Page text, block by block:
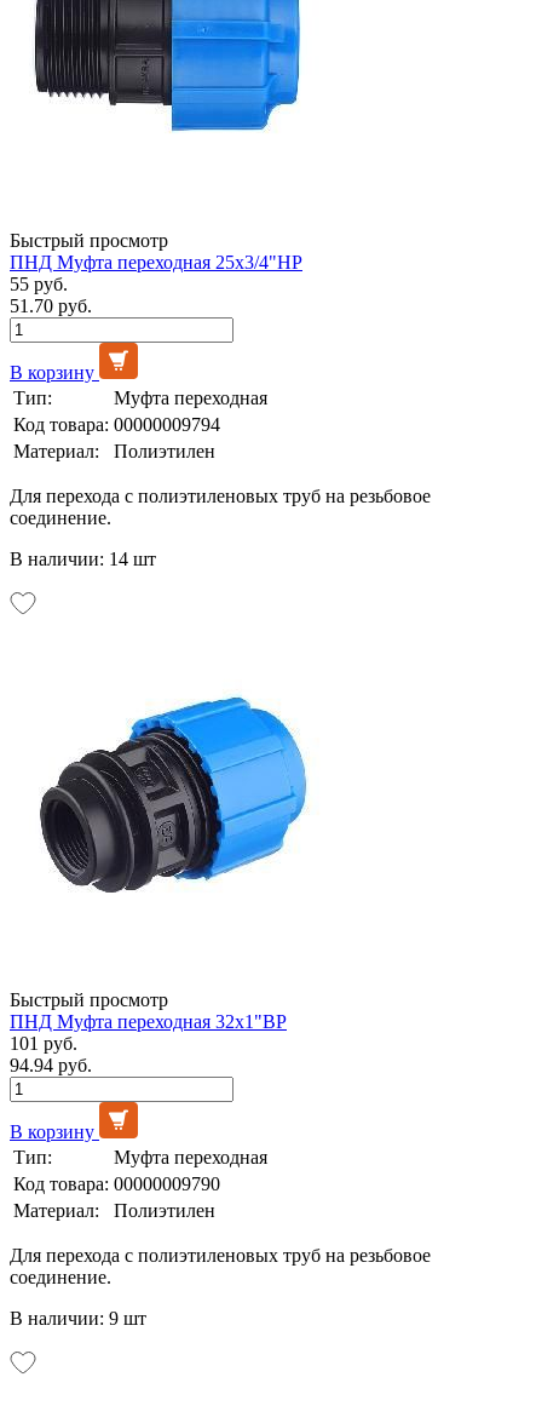
Быстрый просмотр
ПНД Муфта переходная 25х3/4"НР
55 руб.
51.70 руб.
В корзину
Тип:
Муфта переходная
Код товара: 00000009794
Материал:
Полиэтилен
Для перехода с полиэтиленовых труб на резьбовое
соединение.
В наличии: 14 шт
Быстрый просмотр
ПНД Муфта переходная 32х1"ВР
101 руб.
94.94 руб.
В корзину
Тип:
Муфта переходная
Код товара: 00000009790
Материал:
Полиэтилен
Для перехода с полиэтиленовых труб на резьбовое
соединение.
В наличии: 9 шт